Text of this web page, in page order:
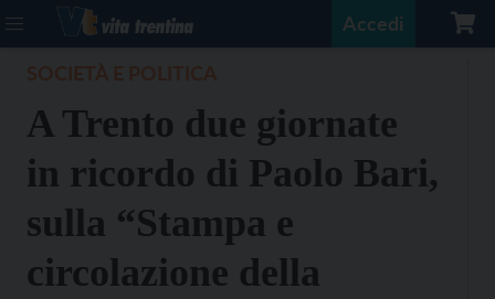
Accedi
A Trento due giornate
in ricordo di Paolo Bari,
sulla “Stampa e
circolazione della